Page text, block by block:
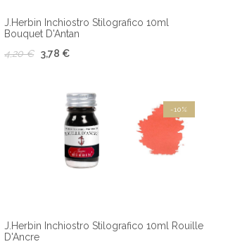
J.Herbin Inchiostro Stilografico 10ml
Bouquet D'Antan
4,20 €
3,78 €
J.Herbin Inchiostro Stilografico 10ml Rouille
D'Ancre
-10%